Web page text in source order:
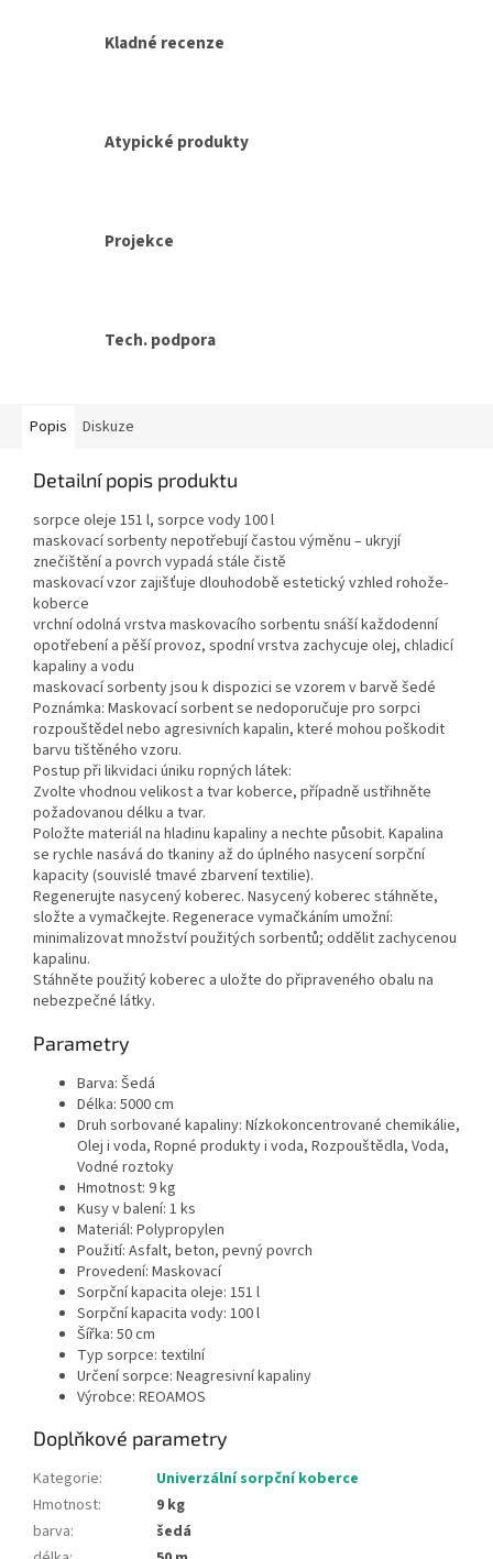
Kladné recenze
Atypické produkty
Projekce
Tech. podpora
Popis Diskuze
Detailní popis produktu
sorpce oleje 151 l, sorpce vody 100 l
maskovací sorbenty nepotřebují častou výměnu – ukryjí
znečištění a povrch vypadá stále čistě
maskovací vzor zajišťuje dlouhodobě estetický vzhled rohože-
koberce
vrchní odolná vrstva maskovacího sorbentu snáší každodenní
opotřebení a pěší provoz, spodní vrstva zachycuje olej, chladicí
kapaliny a vodu
maskovací sorbenty jsou k dispozici se vzorem v barvě šedé
Poznámka: Maskovací sorbent se nedoporučuje pro sorpci
rozpouštědel nebo agresivních kapalin, které mohou poškodit
barvu tištěného vzoru.
Postup při likvidaci úniku ropných látek:
Zvolte vhodnou velikost a tvar koberce, případně ustřihněte
požadovanou délku a tvar.
Položte materiál na hladinu kapaliny a nechte působit. Kapalina
se rychle nasává do tkaniny až do úplného nasycení sorpční
kapacity (souvislé tmavé zbarvení textilie).
Regenerujte nasycený koberec. Nasycený koberec stáhněte,
složte a vymačkejte. Regenerace vymačkáním umožní:
minimalizovat množství použitých sorbentů; oddělit zachycenou
kapalinu.
Stáhněte použitý koberec a uložte do připraveného obalu na
nebezpečné látky.
Parametry
Barva: Šedá
Délka: 5000 cm
Druh sorbované kapaliny: Nízkokoncentrované chemikálie,
Olej i voda, Ropné produkty i voda, Rozpouštědla, Voda,
Vodné roztoky
Hmotnost: 9 kg
Kusy v balení: 1 ks
Materiál: Polypropylen
Použití: Asfalt, beton, pevný povrch
Provedení: Maskovací
Sorpční kapacita oleje: 151 l
Sorpční kapacita vody: 100 l
Šířka: 50 cm
Typ sorpce: textilní
Určení sorpce: Neagresivní kapaliny
Výrobce: REOAMOS
Doplňkové parametry
Kategorie:
Univerzální sorpční koberce
Hmotnost:
9 kg
barva:
šedá